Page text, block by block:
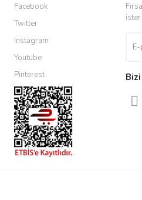
Facebook
Twitter
Instagram
Youtube
Pinterest